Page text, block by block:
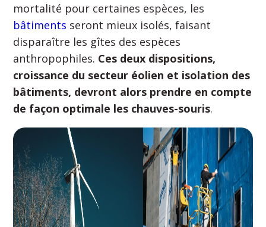
mortalité pour certaines espèces, les
bâtiments seront mieux isolés, faisant
disparaître les gîtes des espèces
anthropophiles. Ces deux dispositions,
croissance du secteur éolien et isolation des
bâtiments, devront alors prendre en compte
de façon optimale les chauves-souris.